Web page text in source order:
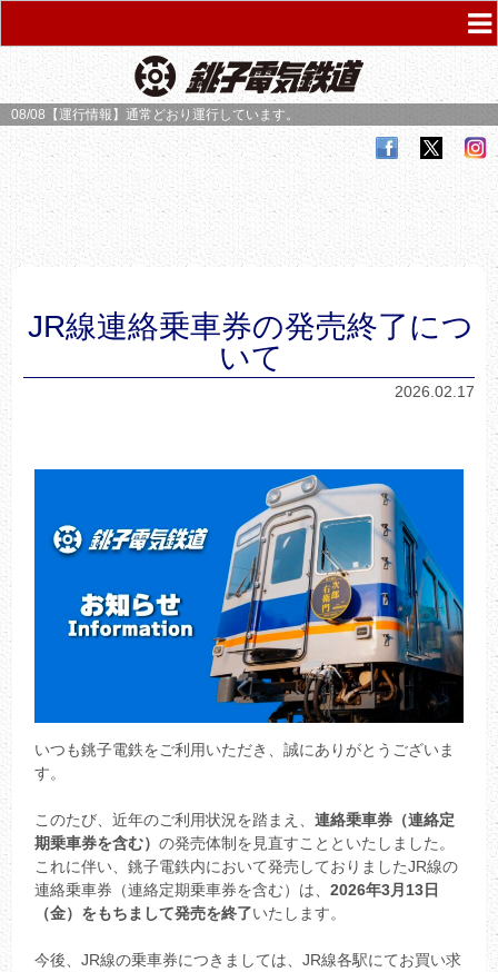
08/08【運行情報】 通常どおり運行しています。
JR線連絡乗車券の発売終了につ
いて
2026.02.17
いつも銚子電鉄をご利用いただき、誠にありがとうございま
す。
このたび、近年のご利用状況を踏まえ、連絡乗車券（連絡定
期乗車券を含む）の発売体制を見直すことといたしました。
これに伴い、銚子電鉄内において発売しておりましたJR線の
連絡乗車券（連絡定期乗車券を含む）は、2026年3月13日
（金）をもちまして発売を終了いたします。
今後、JR線の乗車券につきましては、JR線各駅にてお買い求